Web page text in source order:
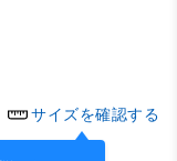
サイズを確認する